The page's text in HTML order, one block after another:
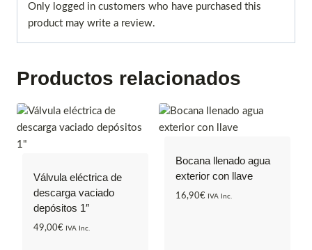
Only logged in customers who have purchased this
product may write a review.
Productos relacionados
Válvula eléctrica de
descarga vaciado
depósitos 1″
49,00€ IVA Inc.
Bocana llenado agua
exterior con llave
16,90€ IVA Inc.